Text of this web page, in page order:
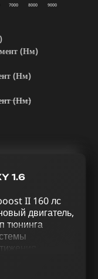
(Нм)
(Нм)
(Нм)
7000 8000 9000
1.6
II 160 лс
двигатель,
тюнинга
1.6